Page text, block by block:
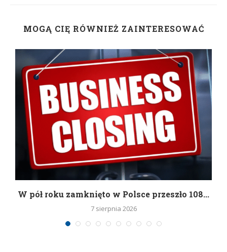
MOGĄ CIĘ RÓWNIEŻ ZAINTERESOWAĆ
W pół roku zamknięto w Polsce przeszło 108...
7 sierpnia 2026